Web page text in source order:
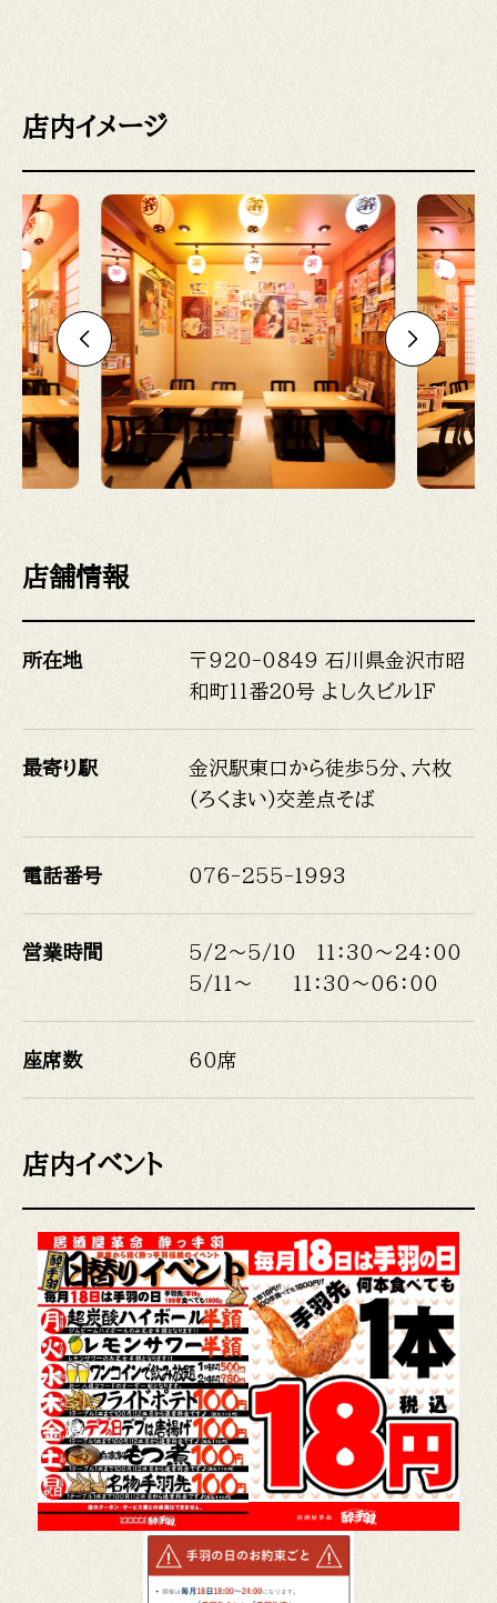
店内イメージ
店舗情報
所在地
〒920-0849 石川県金沢市昭
和町１１番２０号 よし久ビル１Ｆ
最寄り駅
金沢駅東口から徒歩5分、六枚
(ろくまい)交差点そば
電話番号 076-255-1993
営業時間
5/2～5/10 11：30～24：00
5/11～ 11：30～06：00
座席数 60席
店内イベント